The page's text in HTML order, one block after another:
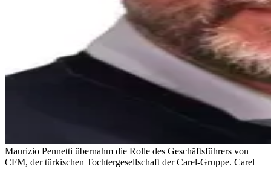
Maurizio Pennetti übernahm die Rolle des Geschäftsführers von
CFM, der türkischen Tochtergesellschaft der Carel-Gruppe. Carel